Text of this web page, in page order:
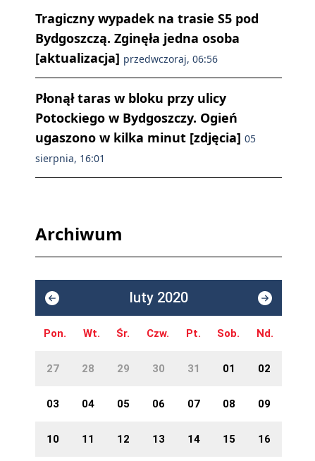
Tragiczny wypadek na trasie S5 pod
Bydgoszczą. Zginęła jedna osoba
[aktualizacja] przedwczoraj, 06:56
Płonął taras w bloku przy ulicy
Potockiego w Bydgoszczy. Ogień
ugaszono w kilka minut [zdjęcia] 05
sierpnia, 16:01
Archiwum
luty 2020
Pon. Wt. Śr. Czw. Pt. Sob. Nd.
27 28 29 30 31 01 02
03 04 05 06 07 08 09
10 11 12 13 14 15 16